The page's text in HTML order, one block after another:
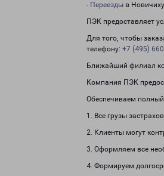
- Переезды в Новичиху
ПЭК предоставляет
Для того, чтобы
телефону: +7 (495)
Ближайший филиал
Компания ПЭК
Обеспечиваем полный
1. Все грузы
2. Клиенты могут
3. Оформляем все
4. Формируем